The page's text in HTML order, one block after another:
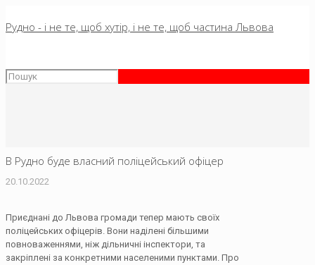
Рудно - і не те, щоб хутір, і не те, щоб частина Львова
В Рудно буде власний поліцейський офіцер
20.10.2022
Приєднані до Львова громади тепер мають своїх
поліцейських офіцерів. Вони наділені більшими
повноваженнями, ніж дільничні інспектори, та
закріплені за конкретними населеними пунктами. Про